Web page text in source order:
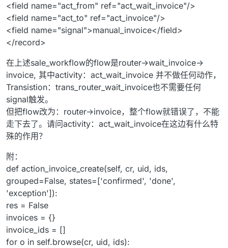
<field name="act_from" ref="act_wait_invoice"/>
<field name="act_to" ref="act_invoice"/>
<field name="signal">manual_invoice</field>
</record>
在上述sale_workflow的flow是router->wait_invoice->
invoice, 其中activity：act_wait_invoice 并不做任何动作，
Transistion：trans_router_wait_invoice也不需要任何
signal触发。
但把flow改为：router->invoice，整个flow就错误了，不能
走下去了。请问activity：act_wait_invoice在这边有什么特
殊的作用？
附：
def action_invoice_create(self, cr, uid, ids,
grouped=False, states=['confirmed', 'done',
'exception']):
res = False
invoices = {}
invoice_ids = []
for o in self.browse(cr, uid, ids):